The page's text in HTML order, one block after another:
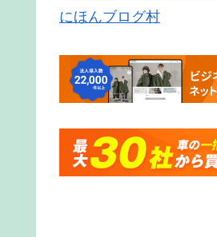
にほんブログ村